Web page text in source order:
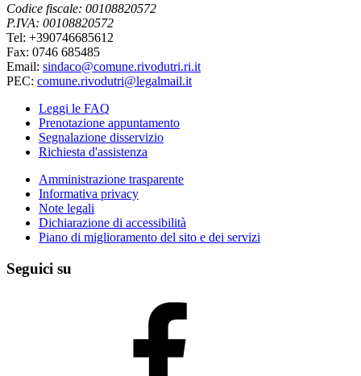
Codice fiscale: 00108820572
P.IVA: 00108820572
Tel: +390746685612
Fax: 0746 685485
Email: sindaco@comune.rivodutri.ri.it
PEC: comune.rivodutri@legalmail.it
Leggi le FAQ
Prenotazione appuntamento
Segnalazione disservizio
Richiesta d'assistenza
Amministrazione trasparente
Informativa privacy
Note legali
Dichiarazione di accessibilità
Piano di miglioramento del sito e dei servizi
Seguici su